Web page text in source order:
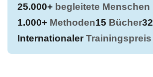
25.000+ begleitete Menschen
1.000+ Methoden15 Bücher32
InternationalerTrainingspreis